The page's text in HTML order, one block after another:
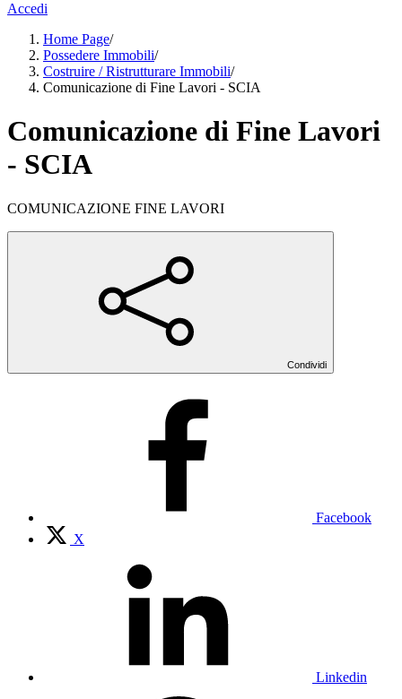
Accedi
Home Page/
Possedere Immobili/
Costruire / Ristrutturare Immobili/
Comunicazione di Fine Lavori - SCIA
Comunicazione di Fine Lavori
- SCIA
COMUNICAZIONE FINE LAVORI
Condividi
Facebook
X
Linkedin